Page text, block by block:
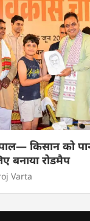
किसान को
बनाया रोडमैप
Varta